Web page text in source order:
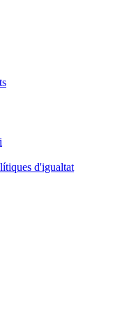
d'igualtat